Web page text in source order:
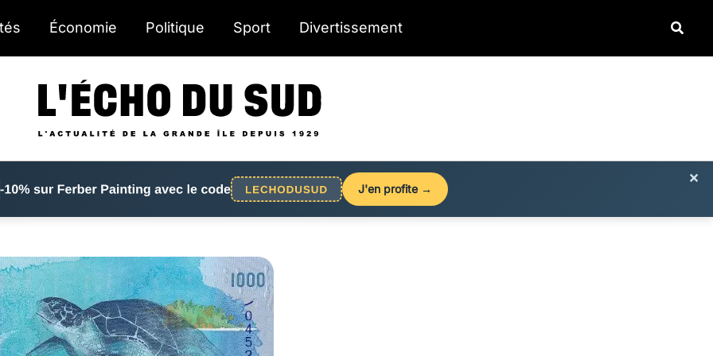
Économie Politique Sport Divertissement
×
J'en profite →